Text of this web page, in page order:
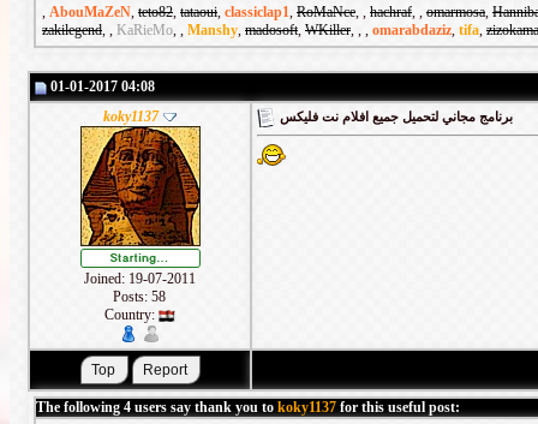
, AbouMaZeN, teto82, tataoui, classiclap1, RoMaNce, , hachraf, , omarmosa,
zakilegend, , KaRieMo, , Manshy, madosoft, WKiller, , , omarabdaziz, tifa,
01-01-2017 04:08
koky1137
Joined: 19-07-2011
Posts: 58
Country:
برنامج مجاني لتحميل جميع افلام نت فليكس
The following 4 users say thank you to koky1137 for this useful post: